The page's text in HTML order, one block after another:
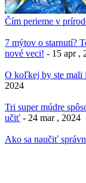
Čím perieme v
7 mýtov o starnutí?
nové veci! - 15 apr ,
O koľkej by ste mali
2024
Tri super múdre
učiť - 24 mar , 2024
Ako sa naučiť